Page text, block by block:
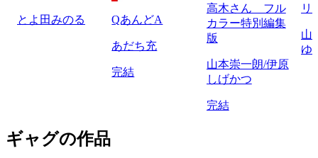
とよ田みのる QあんどA
あだち充
完結
高木さん フル
カラー特別編集
版
山本崇一朗/伊原
しげかつ
完結
リ
山
ゆ
ギャグの作品